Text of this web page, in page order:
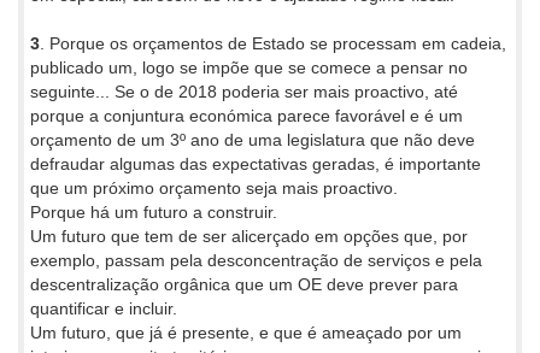
3 . Porque os orçamentos de Estado se processam em cadeia,
publicado um, logo se impõe que se comece a pensar no
seguinte... Se o de 2018 poderia ser mais proactivo, até
porque a conjuntura económica parece favorável e é um
orçamento de um 3º ano de uma legislatura que não deve
defraudar algumas das expectativas geradas, é importante
que um próximo orçamento seja mais proactivo.
Porque há um futuro a construir.
Um futuro que tem de ser alicerçado em opções que, por
exemplo, passam pela desconcentração de serviços e pela
descentralização orgânica que um OE deve prever para
quantificar e incluir.
Um futuro, que já é presente, e que é ameaçado por um